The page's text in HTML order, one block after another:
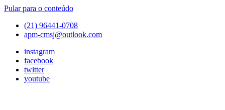
Pular para o conteúdo
(21) 96441-0708
apm-cmsj@outlook.com
instagram
facebook
twitter
youtube